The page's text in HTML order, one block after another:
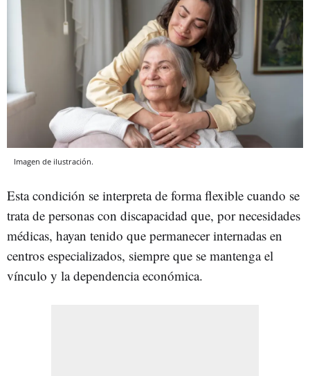
Imagen de ilustración.
Esta condición se interpreta de forma flexible cuando se
trata de personas con discapacidad que, por necesidades
médicas, hayan tenido que permanecer internadas en
centros especializados, siempre que se mantenga el
vínculo y la dependencia económica.